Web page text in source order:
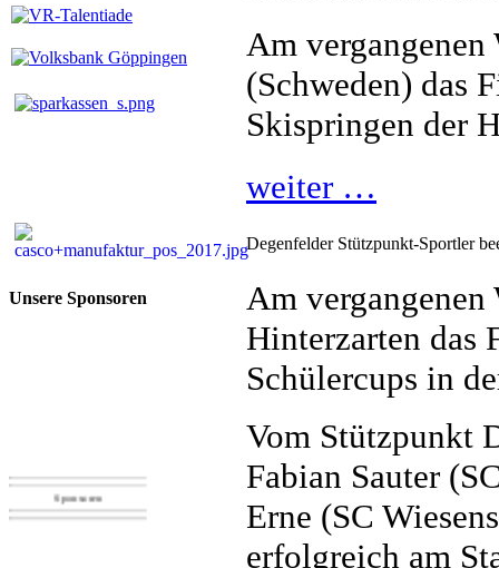
Unsere Sponsoren
Sponsoren
Am
(Schweden) das
Skispringen der
weiter …
Degenfelder Stützpunkt-Sportler
Am vergangenen
Hinterzarten das
Schülercups in
Vom Stützpunkt
Fabian Sauter
Erne (SC
erfolgreich am